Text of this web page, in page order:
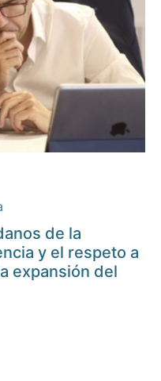
de la
y el respeto a
expansión del